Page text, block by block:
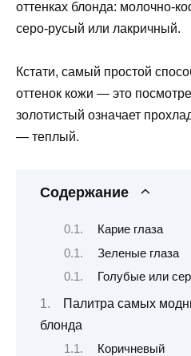
оттенках блонда: молочно-
серо-русый или лакричный.
Кстати, самый простой
оттенок кожи — это
золотистый означает
— теплый.
Содержание
Карие глаза
Зеленые глаза
Голубые или
Палитра самых
блонда
Коричневый